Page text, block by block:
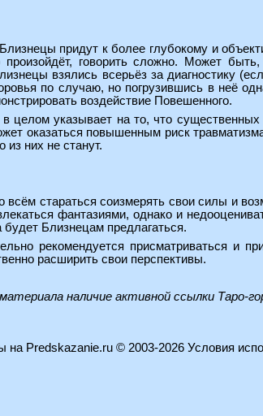
придут к более глубокому и
говорить сложно. Может
взялись всерьёз за диагностику
по случаю, но погрузившись в неё
воздействие Повешенного.
целом указывает на то, что
оказаться повышенным риск
из них не станут.
всём стараться соизмерять свои силы и
фантазиями, однако и
будет Близнецам предлагаться.
рекомендуется присматриваться и
расширить свои перспективы.
наличие активной ссылки Таро-
на Predskazanie.ru© 2003-2026 Условия